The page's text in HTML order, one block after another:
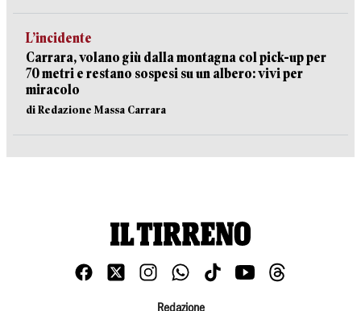
L’incidente
Carrara, volano giù dalla montagna col pick-up per
70 metri e restano sospesi su un albero: vivi per
miracolo
di Redazione Massa Carrara
Redazione